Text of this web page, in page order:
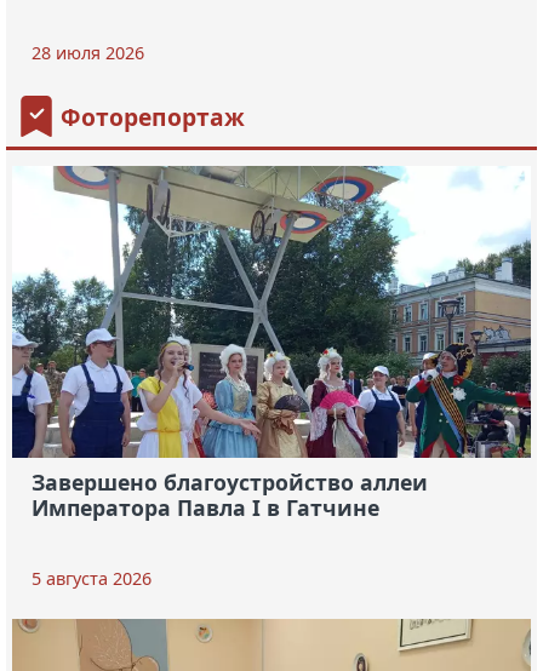
28 июля 2026
Фоторепортаж
Завершено благоустройство аллеи
Императора Павла I в Гатчине
5 августа 2026